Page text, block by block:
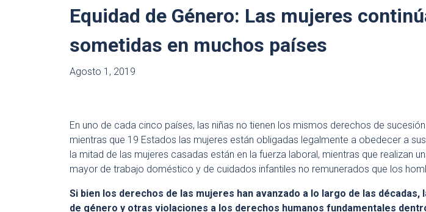
Equidad de Género: Las mujeres
sometidas en muchos países
Agosto 1, 2019
En uno de cada cinco países, las niñas no tienen los mismos derechos de
mientras que 19 Estados las mujeres están obligadas legalmente a obedecer a
la mitad de las mujeres casadas están en la fuerza laboral, mientras que realizan
mayor de trabajo doméstico y de cuidados infantiles no remunerados que los
Si bien los derechos de las mujeres han avanzado a lo largo de las décadas,
de género y otras violaciones a los derechos humanos fundamentales